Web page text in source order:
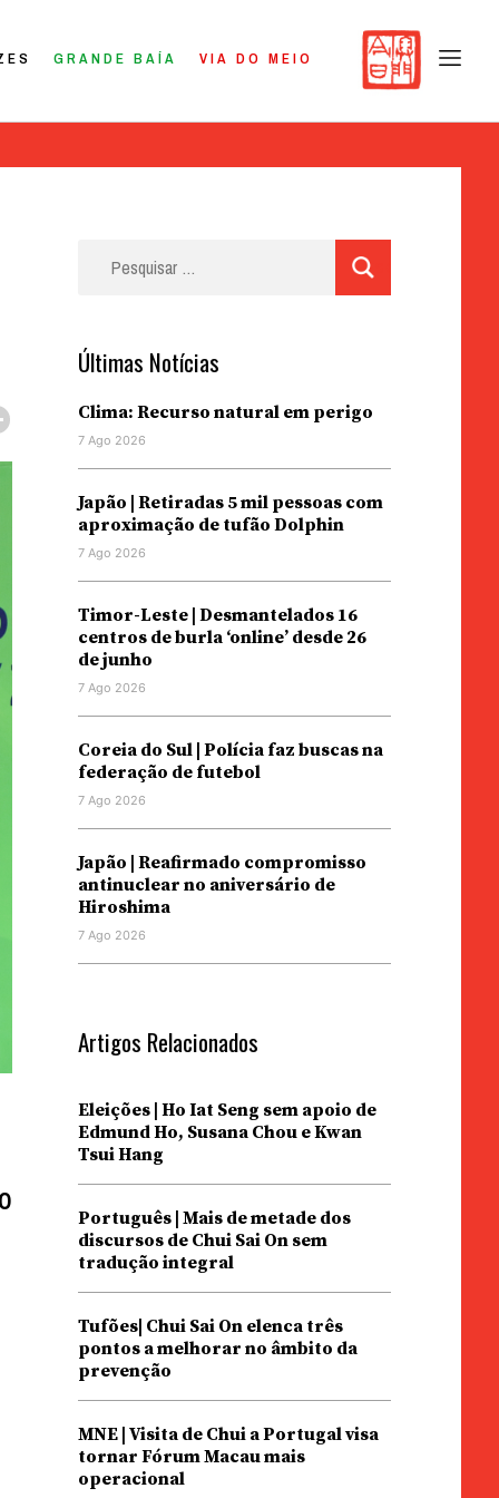
GRANDE BAÍA VIA DO MEIO
Últimas Notícias
Clima: Recurso natural em perigo
7 Ago 2026
Japão | Retiradas 5 mil pessoas com
aproximação de tufão Dolphin
7 Ago 2026
Timor-Leste | Desmantelados 16
centros de burla ‘online’ desde 26
de junho
7 Ago 2026
Coreia do Sul | Polícia faz buscas na
federação de futebol
7 Ago 2026
Japão | Reafirmado compromisso
antinuclear no aniversário de
Hiroshima
7 Ago 2026
Artigos Relacionados
Eleições | Ho Iat Seng sem apoio de
Edmund Ho, Susana Chou e Kwan
Tsui Hang
Português | Mais de metade dos
discursos de Chui Sai On sem
tradução integral
Tufões| Chui Sai On elenca três
pontos a melhorar no âmbito da
prevenção
MNE | Visita de Chui a Portugal visa
tornar Fórum Macau mais
operacional